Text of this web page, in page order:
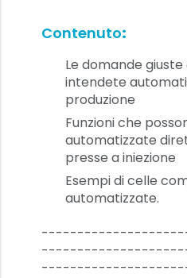
Contenuto:
Le domande
intendete
produzione
Funzioni che
automatizzate
presse a iniezione
Esempi di celle
automatizzate.